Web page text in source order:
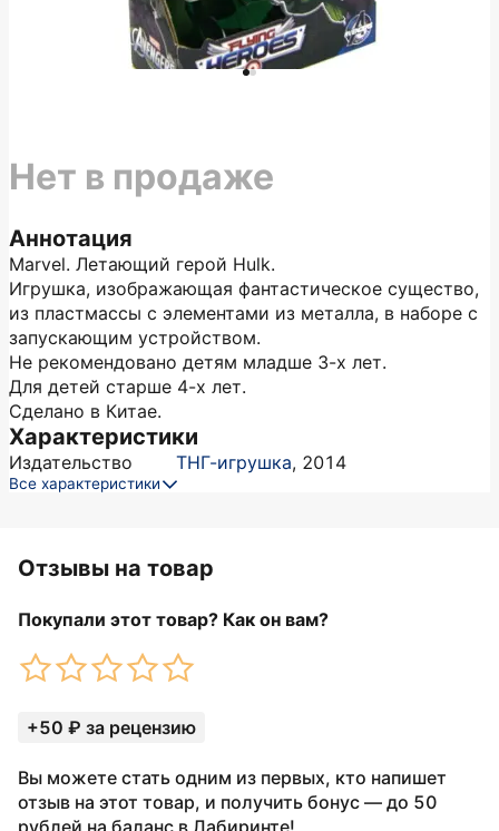
Аннотация
Marvel. Летающий герой Hulk.
Игрушка, изображающая фантастическое существо,
из пластмассы с элементами из металла, в наборе с
запускающим устройством.
Не рекомендовано детям младше 3-х лет.
Для детей старше 4-х лет.
Сделано в Китае.
Характеристики
Издательство ТНГ-игрушка, 2014
Все характеристики
Нет в продаже
Отзывы на товар
Покупали этот товар? Как он вам?
+50 ₽ за рецензию
Вы можете стать одним из первых, кто напишет
отзыв на этот товар, и получить бонус — до 50
рублей на баланс в Лабиринте!